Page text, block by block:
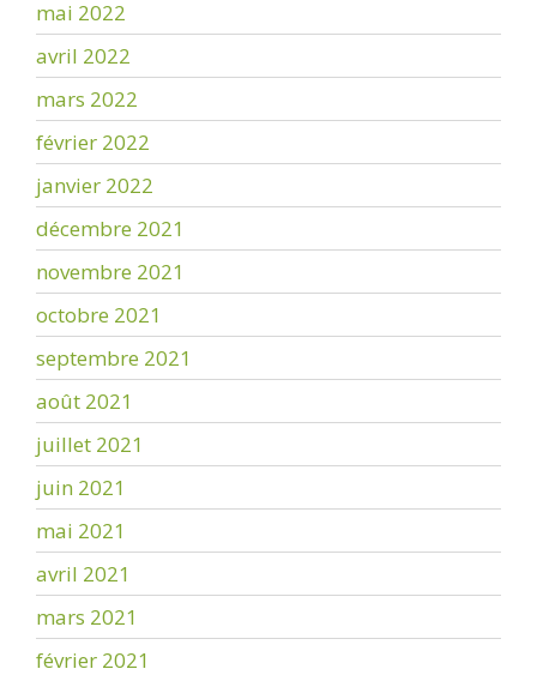
mai 2022
avril 2022
mars 2022
février 2022
janvier 2022
décembre 2021
novembre 2021
octobre 2021
septembre 2021
août 2021
juillet 2021
juin 2021
mai 2021
avril 2021
mars 2021
février 2021